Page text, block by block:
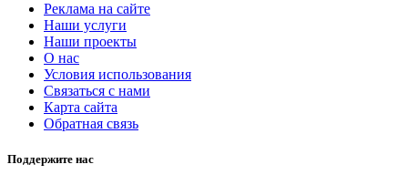
Реклама на сайте
Наши услуги
Наши проекты
О нас
Условия использования
Связаться с нами
Карта сайта
Обратная связь
Поддержите нас